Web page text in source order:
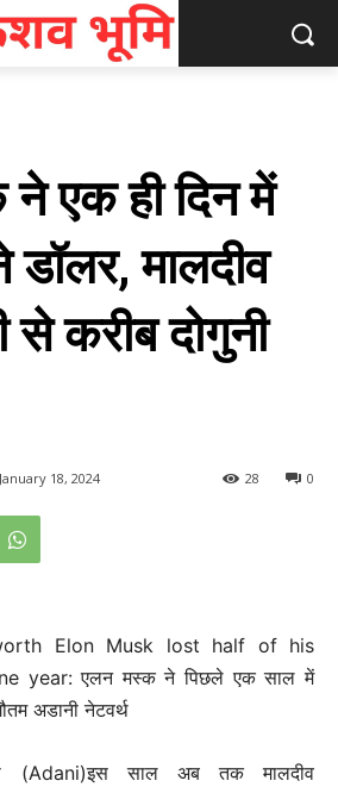
एक ही दिन में
मालदीव
से करीब दोगुनी
January 18, 2024 0
28
(Adani)इस साल अब तक मालदीव